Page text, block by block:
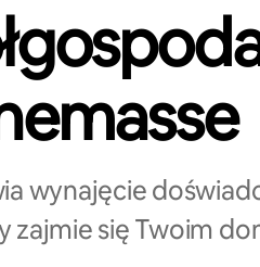
wynajęcie
zajmie się Twoim